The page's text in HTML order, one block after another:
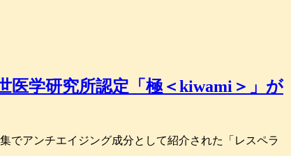
学研究所認定「極＜kiwami＞」が
でアンチエイジング成分として紹介された「レスペラ